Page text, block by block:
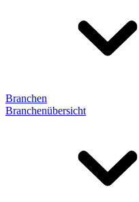
Branchen
Branchenübersicht